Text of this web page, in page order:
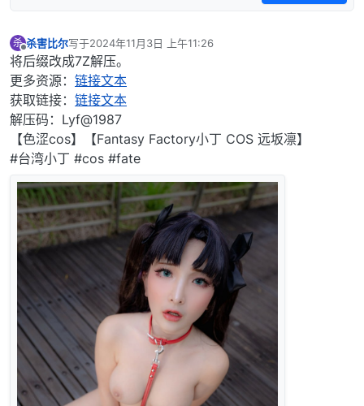
杀
离线
杀害比尔写于2024年11月3日 上午11:26
最后由 编辑
将后缀改成7Z解压。
更多资源： 链接文本
获取链接： 链接文本
解压码：Lyf@1987
【色涩cos】【Fantasy Factory小丁 COS 远坂凛】
#台湾小丁 #cos #fate